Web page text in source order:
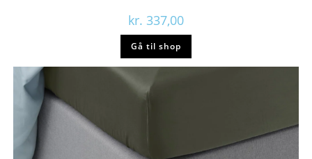
kr. 337,00
Gå til shop